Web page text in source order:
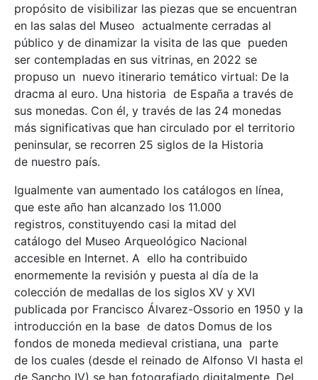
propósito de visibilizar las piezas que se encuentran
en las salas del Museo actualmente cerradas al
público y de dinamizar la visita de las que pueden
ser contempladas en sus vitrinas, en 2022 se
propuso un nuevo itinerario temático virtual: De la
dracma al euro. Una historia de España a través de
sus monedas. Con él, y través de las 24 monedas
más significativas que han circulado por el territorio
peninsular, se recorren 25 siglos de la Historia
de nuestro país.
Igualmente van aumentado los catálogos en línea,
que este año han alcanzado los 11.000
registros, constituyendo casi la mitad del
catálogo del Museo Arqueológico Nacional
accesible en Internet. A ello ha contribuido
enormemente la revisión y puesta al día de la
colección de medallas de los siglos XV y XVI
publicada por Francisco Álvarez-Ossorio en 1950 y la
introducción en la base de datos Domus de los
fondos de moneda medieval cristiana, una parte
de los cuales (desde el reinado de Alfonso VI hasta el
de Sancho IV) se han fotografiado digitalmente. Del